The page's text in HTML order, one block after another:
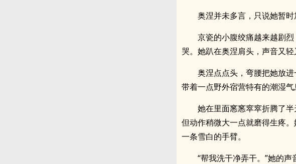
奥涅并未多言，只说她暂时
京瓷的小腹绞痛越来越剧
哭。她趴在奥涅肩头，声音又
奥涅点点头，弯腰把她放
带着一点野外宿营特有的潮湿
她在里面窸窸窣窣折腾了
但动作稍微大一点就磨得生疼
一条雪白的手臂。
“帮我洗干净弄干。”她的